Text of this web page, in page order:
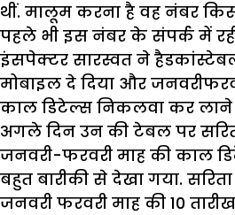
थीं. मालूम करना है वह नंबर
पहले भी इस नंबर के संपर्क में रही
इंसपेक्टर सारस्वत ने
मोबाइल दे दिया और
काल डिटेल्स निकलवा कर लाने
अगले दिन उन की टेबल पर
जनवरी-फरवरी माह की काल
बहुत बारीकी से देखा गया.
जनवरी फरवरी माह की 10